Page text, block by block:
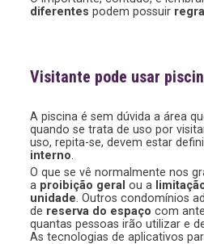
diferentes podem possuir
Visitante pode usar
A piscina é sem dúvida a área
quando se trata de uso por
uso, repita-se, devem estar
interno
O que se vê normalmente nos
a proibição geral ou a
unidade . Outros condomínios
de reserva do espaço com
quantas pessoas irão utilizar e
As tecnologias de aplicativos